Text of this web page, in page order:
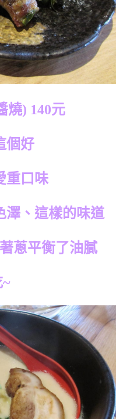
燒) 140元
個好
重口味
澤、這樣的味道
蔥平衡了油膩